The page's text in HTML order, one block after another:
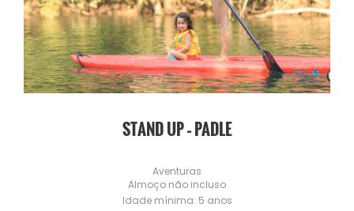
STAND UP – PADLE
Aventuras
Almoço não incluso
Idade mínima: 5 anos